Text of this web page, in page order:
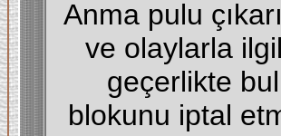
Anma pulu
ve olaylarla
geçerlikte
blokunu iptal